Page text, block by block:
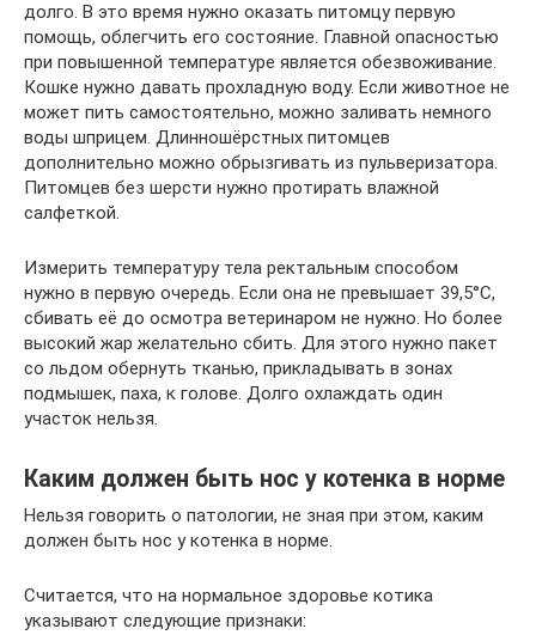
долго. В это время нужно оказать питомцу первую
помощь, облегчить его состояние. Главной опасностью
при повышенной температуре является обезвоживание.
Кошке нужно давать прохладную воду. Если животное не
может пить самостоятельно, можно заливать немного
воды шприцем. Длинношёрстных питомцев
дополнительно можно обрызгивать из пульверизатора.
Питомцев без шерсти нужно протирать влажной
салфеткой.
Измерить температуру тела ректальным способом
нужно в первую очередь. Если она не превышает 39,5°C,
сбивать её до осмотра ветеринаром не нужно. Но более
высокий жар желательно сбить. Для этого нужно пакет
со льдом обернуть тканью, прикладывать в зонах
подмышек, паха, к голове. Долго охлаждать один
участок нельзя.
Каким должен быть нос у котенка в норме
Нельзя говорить о патологии, не зная при этом, каким
должен быть нос у котенка в норме.
Считается, что на нормальное здоровье котика
указывают следующие признаки: